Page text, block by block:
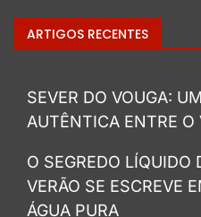
ARTIGOS RECENTES
SEVER DO VOUGA:
AUTÊNTICA ENTRE O
O SEGREDO LÍQUIDO
VERÃO SE ESCREVE
ÁGUA PURA